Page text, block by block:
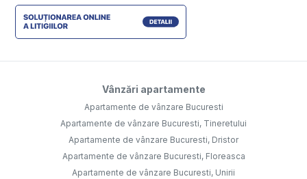
Vânzări apartamente
Apartamente de vânzare Bucuresti
Apartamente de vânzare Bucuresti, Tineretului
Apartamente de vânzare Bucuresti, Dristor
Apartamente de vânzare Bucuresti, Floreasca
Apartamente de vânzare Bucuresti, Unirii